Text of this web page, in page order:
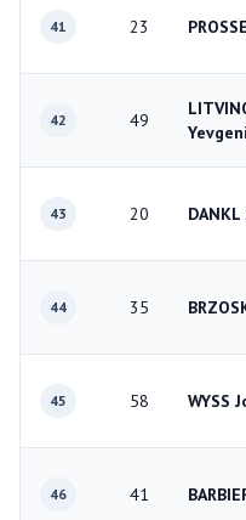
41 23
42 49
43 20
44 35
45 58 WYSS
46 41